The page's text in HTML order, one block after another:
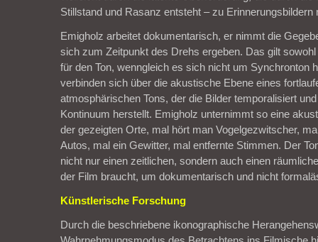
Stillstand und Rasanz entsteht – zu Erinnerungsbildern
Emigholz arbeitet dokumentarisch, er nimmt die
sich zum Zeitpunkt des Drehs ergeben. Das gilt
für den Ton, wenngleich es sich nicht um Synchronton
verbinden sich über die akustische Ebene eines
atmosphärischen Tons, der die Bilder temporalisiert
Kontinuum herstellt. Emigholz unternimmt so eine
der gezeigten Orte, mal hört man Vogelgezwitscher,
Autos, mal ein Gewitter, mal entfernte Stimmen. Der
nicht nur einen zeitlichen, sondern auch einen
der Film braucht, um dokumentarisch und nicht
Künstlerische Forschung
Durch die beschriebene ikonographische